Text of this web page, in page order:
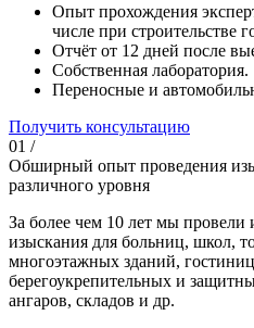
Опыт прохождения
числе при строительстве
Отчёт от 12 дней после
Собственная лаборатория.
Переносные и
Получить консультацию
01 /
Обширный опыт проведения
различного уровня
За более чем 10 лет мы провели
изыскания для больниц, школ,
многоэтажных зданий,
берегоукрепительных и
ангаров, складов и др.